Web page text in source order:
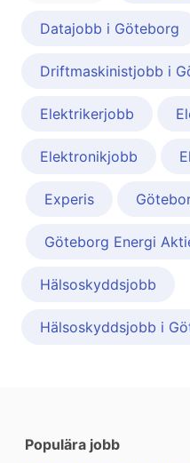
Datajobb i Göteborg
Driftmaskinistjobb i
Elektrikerjobb
Elektronikjobb
Experis
Göteborg Energi
Hälsoskyddsjobb
Hälsoskyddsjobb i
Populära jobb